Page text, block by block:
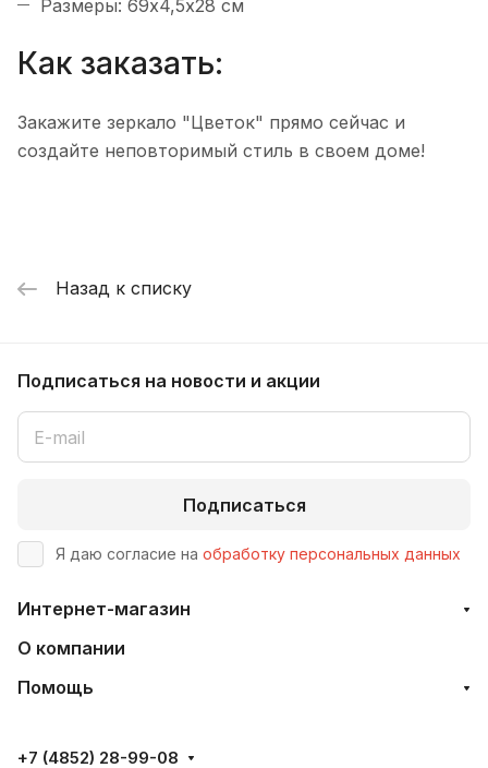
Размеры: 69х4,5х28 см
Как заказать:
Закажите зеркало "Цветок" прямо сейчас и
создайте неповторимый стиль в своем доме!
Назад к списку
Подписаться на новости и акции
Подписаться
Я даю согласие на обработку персональных данных
Интернет-магазин
О компании
Помощь
+7 (4852) 28-99-08